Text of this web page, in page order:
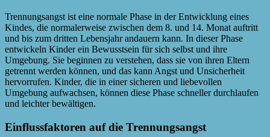
Trennungsangst ist eine normale Phase in der Entwicklung eines
Kindes, die normalerweise zwischen dem 8. und 14. Monat auftritt
und bis zum dritten Lebensjahr andauern kann. In dieser Phase
entwickeln Kinder ein Bewusstsein für sich selbst und ihre
Umgebung. Sie beginnen zu verstehen, dass sie von ihren Eltern
getrennt werden können, und das kann Angst und Unsicherheit
hervorrufen. Kinder, die in einer sicheren und liebevollen
Umgebung aufwachsen, können diese Phase schneller durchlaufen
und leichter bewältigen.
Einflussfaktoren auf die Trennungsangst